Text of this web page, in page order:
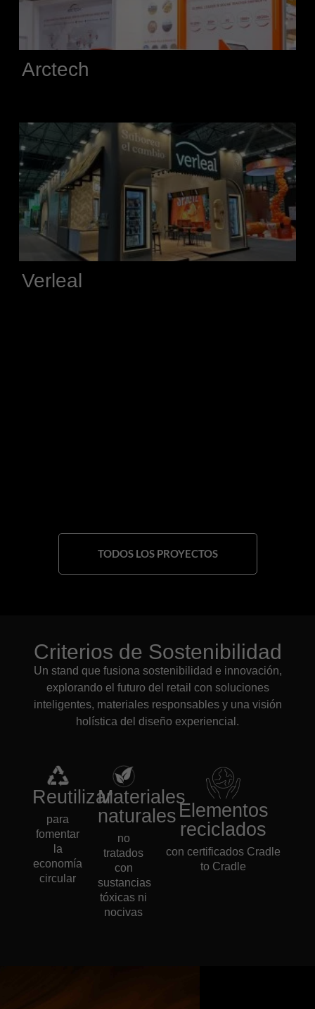
Arctech
Verleal
TODOS LOS PROYECTOS
Criterios de Sostenibilidad
Un stand que fusiona sostenibilidad e innovación,
explorando el futuro del retail con soluciones
inteligentes, materiales responsables y una visión
holística del diseño experiencial.
Reutilizar
para
fomentar
la
economía
circular
Materiales
naturales
no
tratados
con
sustancias
tóxicas ni
nocivas
Elementos
reciclados
con certificados Cradle
to Cradle